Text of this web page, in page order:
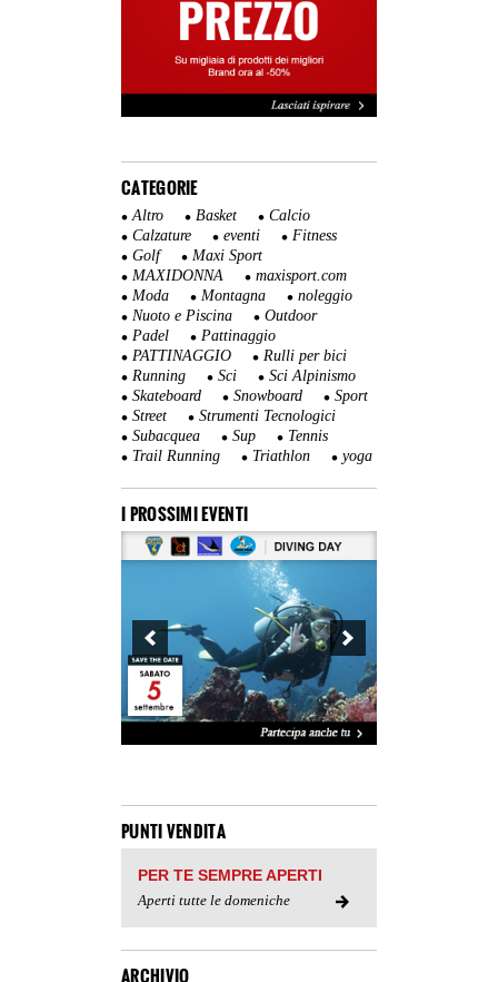
CATEGORIE
Altro Basket
Calcio
Calzature
eventi
Fitness
Golf
Maxi Sport
MAXIDONNA
maxisport.com
Moda
Montagna
noleggio
Nuoto e Piscina
Outdoor
Padel
Pattinaggio
PATTINAGGIO
Rulli per bici
Running
Sci
Sci Alpinismo
Skateboard
Snowboard
Sport
Street
Strumenti Tecnologici
Subacquea
Sup
Tennis
Trail Running
Triathlon yoga
I PROSSIMI EVENTI
PUNTI VENDITA
PER TE SEMPRE APERTI
Aperti tutte le domeniche
ARCHIVIO